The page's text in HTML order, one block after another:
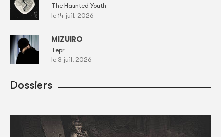
The Haunted Youth
le 14 juil. 2026
MIZUIRO
Tepr
le 3 juil. 2026
Dossiers